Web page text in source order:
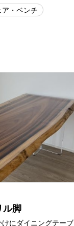
ア・ベンチ
ル脚
にダイニングテーブ